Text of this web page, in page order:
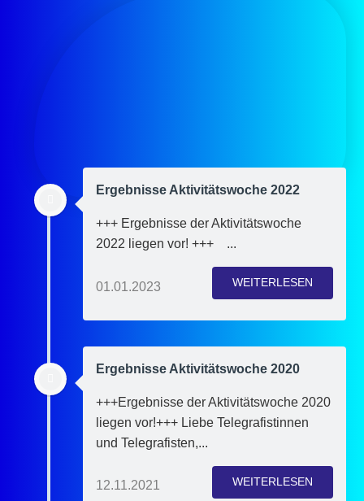
Ergebnisse Aktivitätswoche 2022
+++ Ergebnisse der Aktivitätswoche
2022 liegen vor! +++ ...
WEITERLESEN
01.01.2023
Ergebnisse Aktivitätswoche 2020
+++Ergebnisse der Aktivitätswoche 2020
liegen vor!+++ Liebe Telegrafistinnen
und Telegrafisten,...
WEITERLESEN
12.11.2021